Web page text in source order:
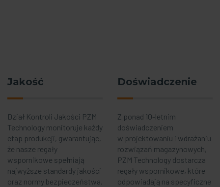
Jakość
Dział Kontroli Jakości PZM
Technology monitoruje każdy
etap produkcji, gwarantując,
że nasze regały
wspornikowe spełniają
najwyższe standardy jakości
oraz normy bezpieczeństwa.
Doświadczenie
Z ponad 10-letnim
doświadczeniem
w projektowaniu i wdrażaniu
rozwiązań magazynowych,
PZM Technology dostarcza
regały wspornikowe, które
odpowiadają na specyficzne